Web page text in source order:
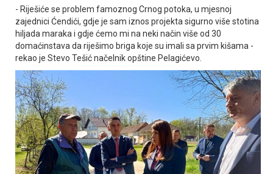
- Riješiće se problem famoznog Crnog potoka, u mjesnoj
zajednici Ćendići, gdje je sam iznos projekta sigurno više stotina
hiljada maraka i gdje ćemo mi na neki način više od 30
domaćinstava da riješimo briga koje su imali sa prvim kišama -
rekao je Stevo Tešić načelnik opštine Pelagićevo.